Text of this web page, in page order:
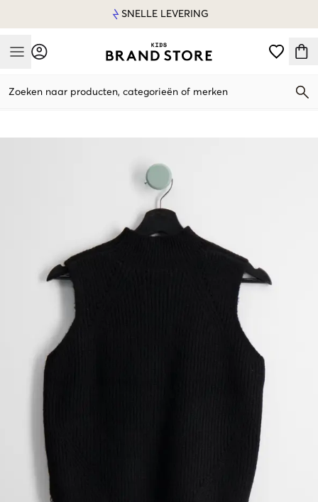
SNELLE LEVERING
Mobile Menu
Zoeken naar producten, categorieën of merken